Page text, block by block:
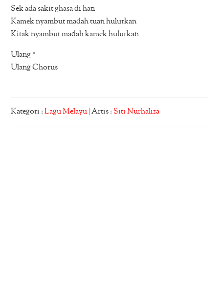
Sek ada sakit ghasa di hati
Kamek nyambut madah tuan hulurkan
Kitak nyambut madah kamek hulurkan
Ulang *
Ulang Chorus
Kategori :Lagu Melayu | Artis : Siti Nurhaliza